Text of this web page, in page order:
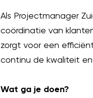
Als Projectmanager
coördinatie van
zorgt voor een
continu de kwaliteit
Wat ga je doen?